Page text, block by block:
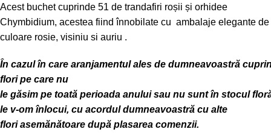
Acest buchet cuprinde 51 de trandafiri roșii și orhidee
Chymbidium, acestea fiind înnobilate cu ambalaje elegante de
culoare rosie, visiniu si auriu .
În cazulîn care aranjamentulales de dumneavoastră
flori pe care nu
le găsim pe toată perioada anuluisau nu sunt în stocul
le v-om înlocui, cu acorduldumneavoastră cu alte
floriasemănătoare după plasarea comenzii.